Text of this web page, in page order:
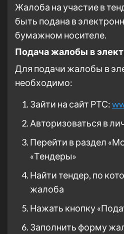
Жалоба на участие в
быть подана в
бумажном носителе.
Подача жалобы в
Для подачи жалобы в
необходимо:
Зайти на сайт РТС:
Авторизоваться в
Перейти в раздел
«Тендеры»
Найти тендер, по
жалоба
Нажать кнопку
Заполнить форму